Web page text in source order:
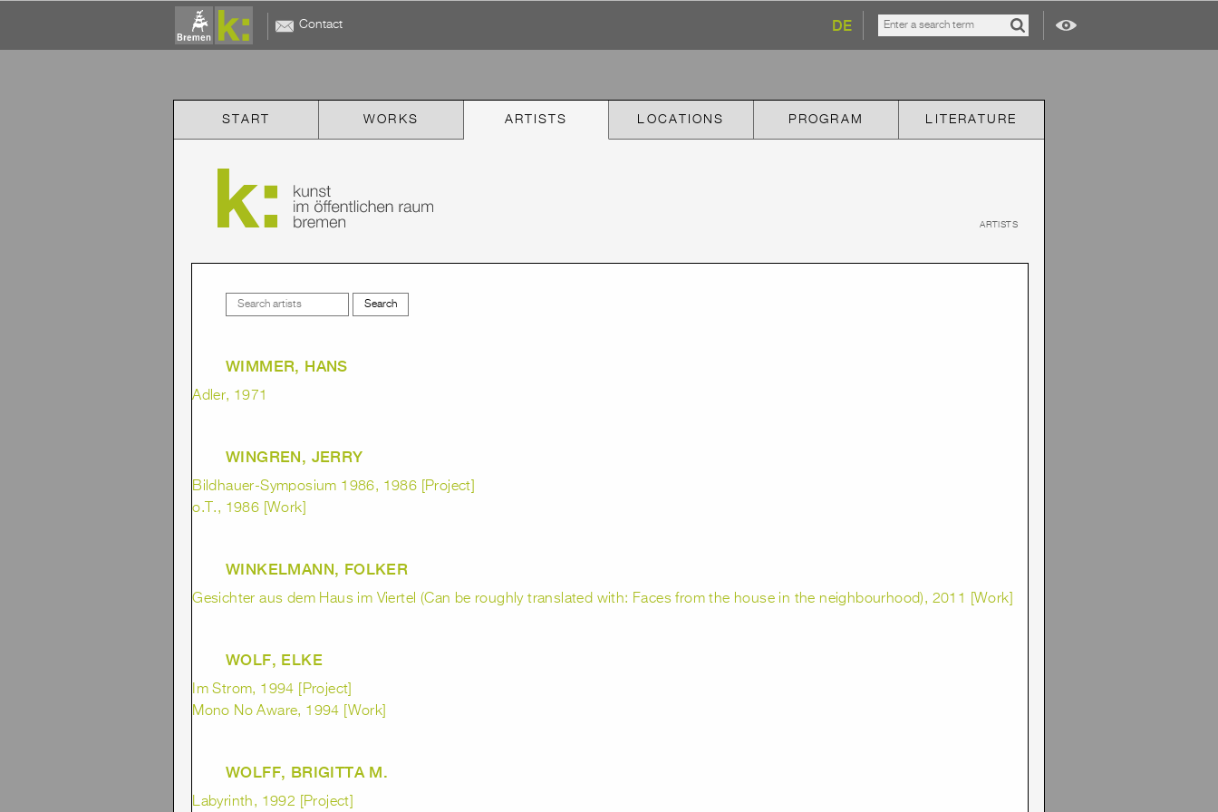
Contact DE
START WORKS ARTISTS LOCATIONS PROGRAM LITERATURE
ARTISTS
WIMMER, HANS
Adler, 1971
WINGREN, JERRY
Bildhauer-Symposium 1986, 1986 [Project]
o.T., 1986 [Work]
WINKELMANN, FOLKER
Gesichter aus dem Haus im Viertel (Can be roughly translated with: Faces from the house in the neighbourhood), 2011 [Work]
WOLF, ELKE
Im Strom, 1994 [Project]
Mono No Aware, 1994 [Work]
WOLFF, BRIGITTA M.
Labyrinth, 1992 [Project]